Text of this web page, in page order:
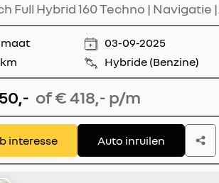
Full Hybrid 160 Techno | Navigatie |
Cruise Control (ACC) |
| Climate Control | 1000KG
| Parkeersensoren | Apple
Android Auto
03-09-2025
Hybride (Benzine)
of € 418,- p/m
interesse Auto inruilen